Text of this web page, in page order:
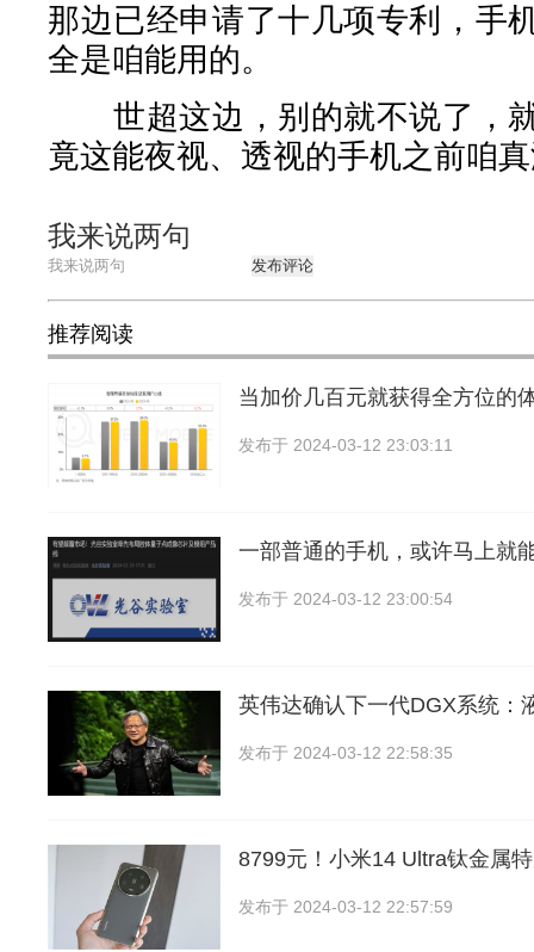
那边已经申请了十几项专利，手
全是咱能用的。
世超这边，别的就不说了，
竟这能夜视、透视的手机之前咱
我来说两句
发布评论
推荐阅读
当加价几百元就获得全方位的
发布于 2024-03-12 23:03:11
一部普通的手机，或许马上就
发布于 2024-03-12 23:00:54
英伟达确认下一代DGX系统：
发布于 2024-03-12 22:58:35
8799元！小米14 Ultra钛金属
发布于 2024-03-12 22:57:59